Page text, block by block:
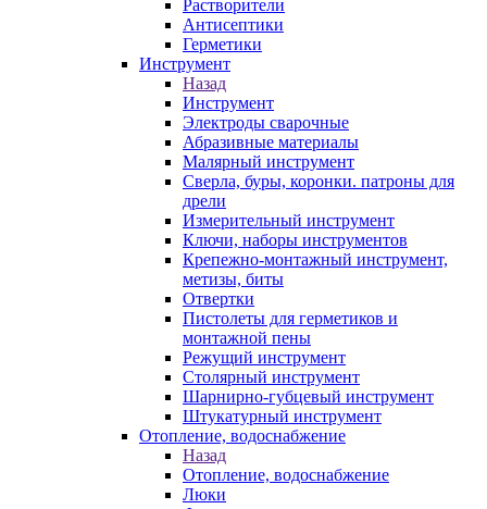
Растворители
Антисептики
Герметики
Инструмент
Назад
Инструмент
Электроды сварочные
Абразивные материалы
Малярный инструмент
Сверла, буры, коронки. патроны для
дрели
Измерительный инструмент
Ключи, наборы инструментов
Крепежно-монтажный инструмент,
метизы, биты
Отвертки
Пистолеты для герметиков и
монтажной пены
Режущий инструмент
Столярный инструмент
Шарнирно-губцевый инструмент
Штукатурный инструмент
Отопление, водоснабжение
Назад
Отопление, водоснабжение
Люки